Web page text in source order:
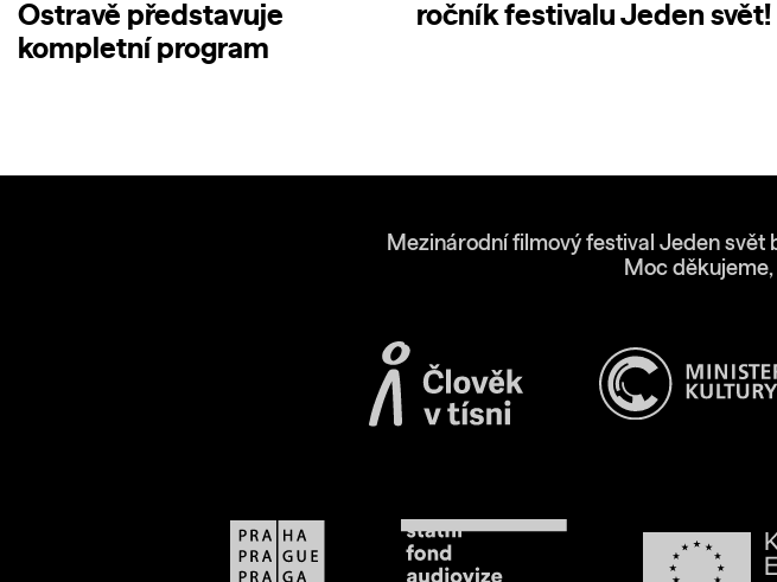
Ostravě představuje
kompletní program
ročník festivalu Jeden svět!
Mezinárodní filmový festival Jeden
Moc